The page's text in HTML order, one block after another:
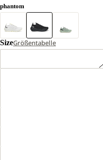
gleichen
phantom
SizeGrößentabelle